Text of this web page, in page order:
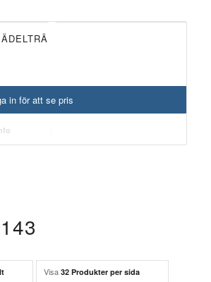
in för att se pris
Visa 32 Produkter per sida